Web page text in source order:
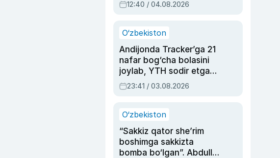
olmay qolishidan xavotir
12:40 / 04.08.2026
O‘zbekiston
Andijonda Tracker’ga 21
nafar bog‘cha bolasini
joylab, YTH sodir etgan
ayolga sud hukmi o‘qildi
23:41 / 03.08.2026
O‘zbekiston
“Sakkiz qator she’rim
boshimga sakkizta
bomba bo‘lgan”. Abdulla